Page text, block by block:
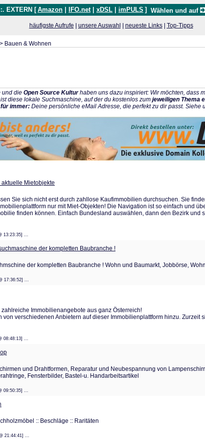
EXTERN [Amazon IFO.net xDSL imPULS ] Wählen und auf
häufigste Aufrufe unsere Auswahl neueste Links| Top-Tipps
> Bauen & Wohnen
und die Open Source Kulturhaben uns dazu inspiriert: Wir möchten, dass
diese lokale Suchmaschine, auf der du kostenlos zum jeweiligen Thema
immer: Deine persönliche eMail Adresse, die perfekt zu dir passt. Siehe
Mietobjekte
Sie sich nicht erst durch zahllose Kaufimmobilien durchsuchen. Sie
nur mit Miet-Objekten! Die Navigation ist so einfach und
finden können. Einfach Bundesland auswählen, dann den Bezirk und
@ 13:23:35] ...
der kompletten Baubranche !
der kompletten Baubranche ! Wohn und Baumarkt, Jobbörse,
05 @ 17:36:52] ...
Immobilienangebote aus ganz Österreich!
von verschiedenen Anbietern auf dieser Immobilienplattform hinzu. Zurzeit
@ 08:48:13] ...
und Drahtformen, Reparatur und Neubespannung von
Fensterbilder, Bastel-u. Handarbeitsartikel
07 @ 09:50:35] ...
:: Beschläge :: Raritäten
04 @ 21:44:41] ...